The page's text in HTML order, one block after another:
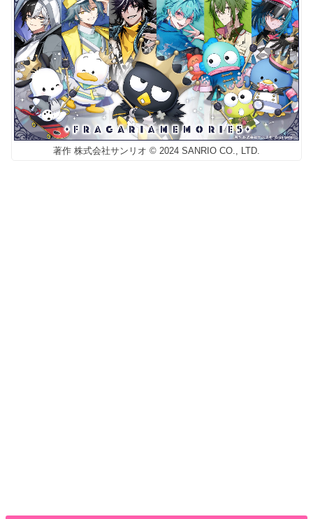
著作 株式会社サンリオ © 2024 SANRIO CO., LTD.